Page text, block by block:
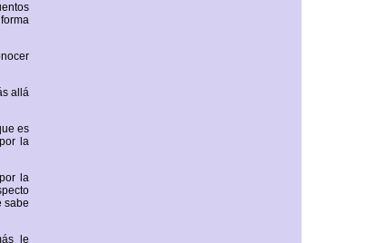
allá
es
la
la
sabe
le